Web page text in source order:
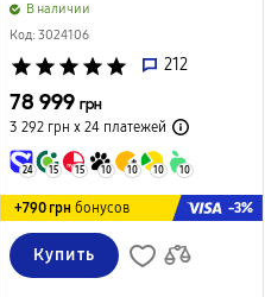
B наличии
Код: 3024106
star star star star star 212
78 999 грн
3 292 грн х 24платежей
24 15 15 10 10 10 10
+790 грн бонусов -3%
Купить